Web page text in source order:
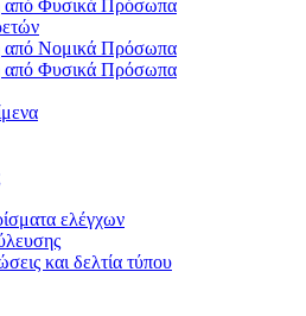
από Φυσικά Πρόσωπα
από Νομικά Πρόσωπα
από Φυσικά Πρόσωπα
ελέγχων
και δελτία τύπου